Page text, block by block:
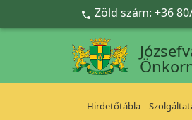
Ugrás a fő tartalomra
 Zöld szám: +36
Hirdetőtábla